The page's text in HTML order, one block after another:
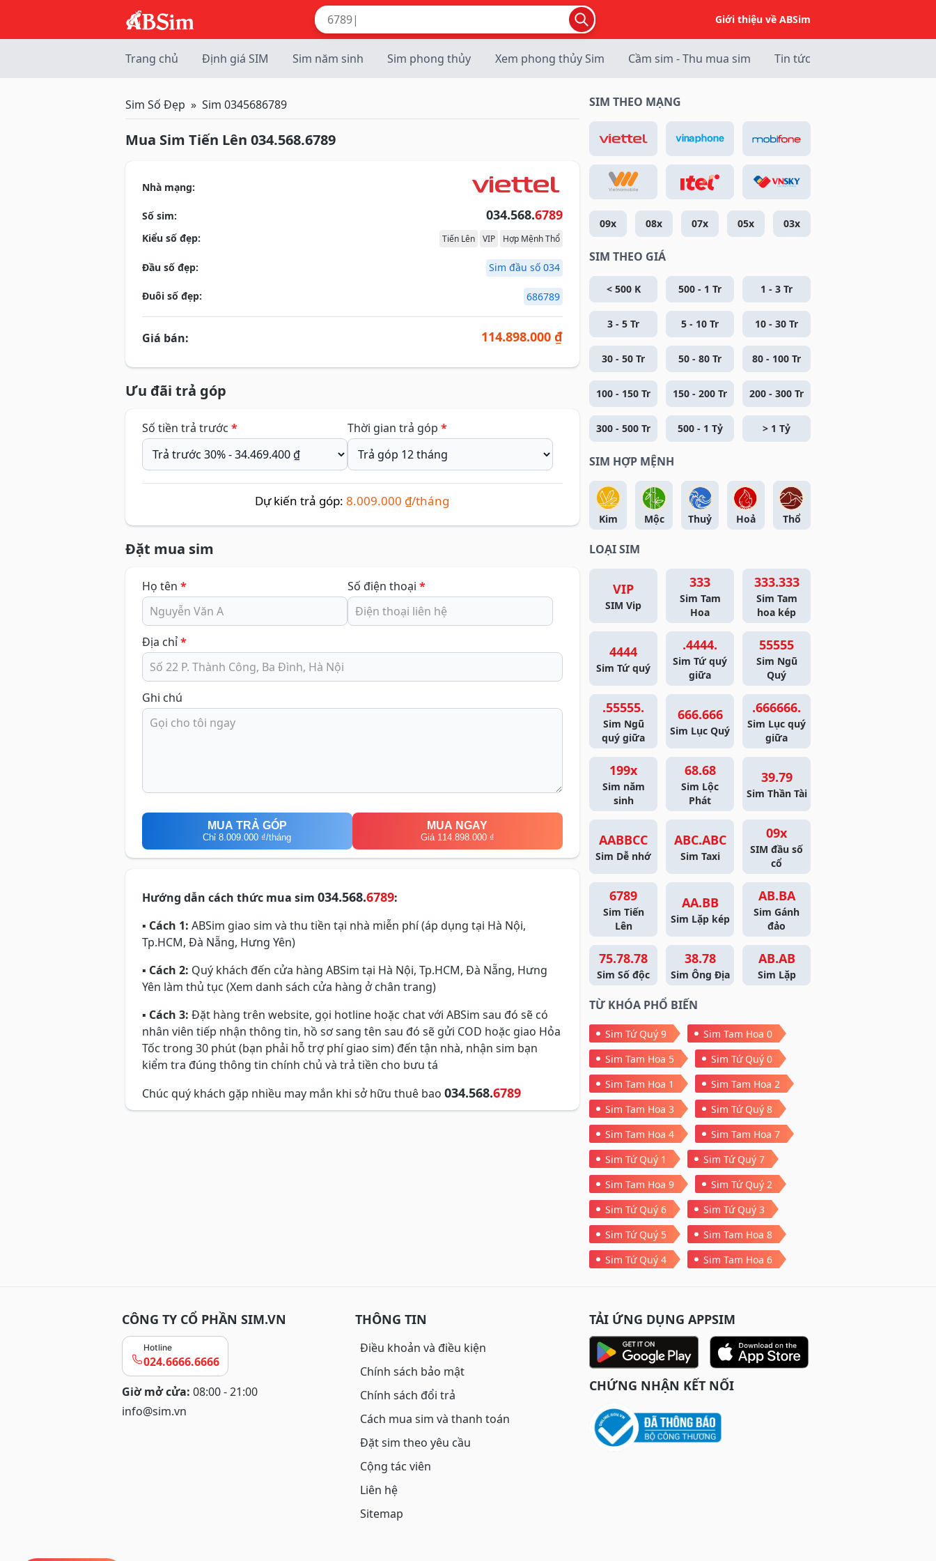
Giới thiệu về ABSim
Trang chủ Định giá SIM Sim năm sinh Sim phong thủy Xem phong thủy Sim Cầm sim - Thu mua sim Tin tức
Sim Số Đẹp Sim 0345686789
Mua Sim Tiến Lên 034.568.6789
Nhà mạng:
Số sim: 034.568.6789
Kiểu số đẹp: Tiến Lên VIP Hợp Mệnh Thổ
Đầu số đẹp: Sim đầu số 034
Đuôi số đẹp: 686789
Giá bán: 114.898.000 ₫
Ưu đãi trả góp
Số tiền trả trước * Thời gian trả góp *
Dự kiến trả góp: 8.009.000 ₫/tháng
Đặt mua sim
Họ tên * Số điện thoại *
Địa chỉ*
Ghi chú
MUA TRẢ GÓP
Chỉ8.009.000 ₫/tháng
MUA NGAY
Giá 114.898.000 ₫
Hướng dẫn cách thức mua sim 034.568.6789:
▪ Cách 1: ABSim giao sim và thu tiền tại nhà miễn phí (áp dụng tại Hà Nội,
Tp.HCM, Đà Nẵng, Hưng Yên)
▪ Cách 2: Quý khách đến cửa hàng ABSim tại Hà Nội, Tp.HCM, Đà Nẵng, Hưng
Yên làm thủ tục (Xem danh sách cửa hàng ở chân trang)
▪ Cách 3: Đặt hàng trên website, gọi hotline hoặc chat với ABSim sau đó sẽ có
nhân viên tiếp nhận thông tin, hồ sơ sang tên sau đó sẽ gửi COD hoặc giao Hỏa
Tốc trong 30 phút (bạn phải hỗ trợ phí giao sim) đến tận nhà, nhận sim bạn
kiểm tra đúng thông tin chính chủ và trả tiền cho bưu tá
Chúc quý khách gặp nhiều may mắn khi sở hữu thuê bao 034.568.6789
SIM THEO MẠNG
09x 08x 07x 05x 03x
SIM THEO GIÁ
< 500 K 500 - 1 Tr 1 - 3 Tr
3 - 5 Tr 5 - 10 Tr 10 - 30 Tr
30 - 50 Tr 50 - 80 Tr 80 - 100 Tr
100 - 150 Tr 150 - 200 Tr 200 - 300 Tr
300 - 500 Tr 500 - 1 Tỷ > 1 Tỷ
SIM HỢP MỆNH
Kim Mộc Thuỷ Hoả Thổ
LOẠI SIM
VIP
SIM Vip
333
Sim Tam
Hoa
333.333
Sim Tam
hoa kép
4444
Sim Tứ quý
.4444.
Sim Tứ quý
giữa
55555
Sim Ngũ
Quý
.55555.
Sim Ngũ
quý giữa
666.666
Sim Lục Quý
.666666.
Sim Lục quý
giữa
199x
Sim năm
sinh
68.68
Sim Lộc
Phát
39.79
Sim Thần Tài
AABBCC
Sim Dễ nhớ
ABC.ABC
Sim Taxi
09x
SIM đầu số
cổ
6789
Sim Tiến
Lên
AA.BB
Sim Lặp kép
AB.BA
Sim Gánh
đảo
75.78.78
Sim Số độc
38.78
Sim Ông Địa
AB.AB
Sim Lặp
TỪ KHÓA PHỔ BIẾN
Sim Tứ Quý 9
Sim Tam Hoa 0
Sim Tam Hoa 5
Sim Tứ Quý 0
Sim Tam Hoa 1
Sim Tam Hoa 2
Sim Tam Hoa 3
Sim Tứ Quý 8
Sim Tam Hoa 4
Sim Tam Hoa 7
Sim Tứ Quý 1
Sim Tứ Quý 7
Sim Tam Hoa 9
Sim Tứ Quý 2
Sim Tứ Quý 6
Sim Tứ Quý 3
Sim Tứ Quý 5
Sim Tam Hoa 8
Sim Tứ Quý 4
Sim Tam Hoa 6
CÔNG TY CỔ PHẦN SIM.VN
Hotline
024.6666.6666
Giờ mở cửa: 08:00 - 21:00
info@sim.vn
THÔNG TIN
Điều khoản và điều kiện
Chính sách bảo mật
Chính sách đổi trả
Cách mua sim và thanh toán
Đặt sim theo yêu cầu
Cộng tác viên
Liên hệ
Sitemap
TẢI ỨNG DỤNG APPSIM
CHỨNG NHẬN KẾT NỐI